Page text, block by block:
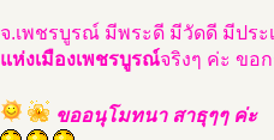
จ.เพชรบูรณ์ มีพระดี มีวัดดี มีปร
แห่งเมืองเพชรบูรณ์จริงๆ ค่ะ ขอ
ขออนุโมทนา สาธุๆๆ ค่ะ